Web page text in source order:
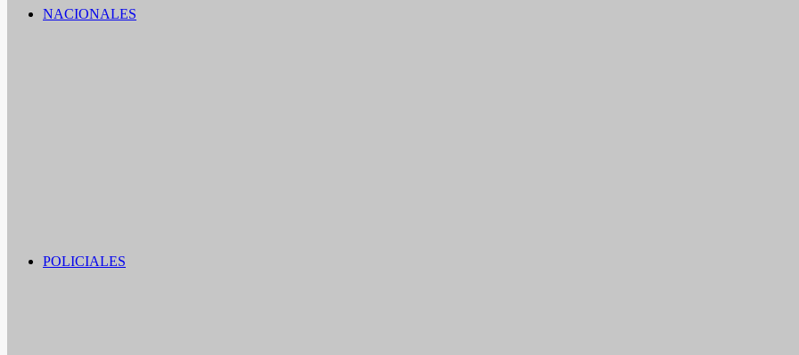
NACIONALES
POLICIALES